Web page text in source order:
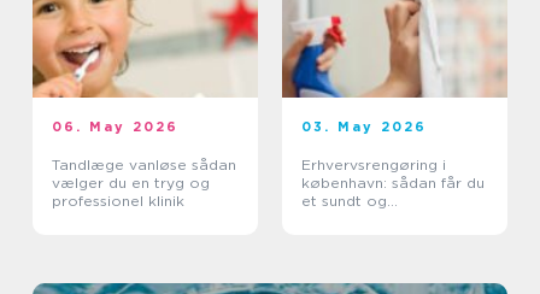
06. May 2026
Tandlæge vanløse sådan
vælger du en tryg og
professionel klinik
03. May 2026
Erhvervsrengøring i
københavn: sådan får du
et sundt og